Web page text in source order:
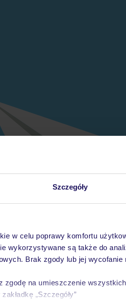
Szczegóły
w celu poprawy komfortu
wykorzystywane są także do
Brak zgody lub jej wycofanie
zgodę na umieszczenie
„Szczegóły”